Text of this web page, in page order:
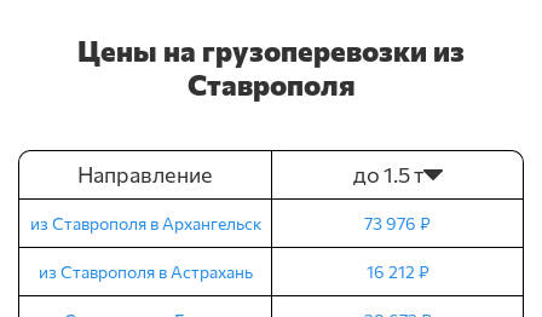
Цены на грузоперевозки из
Ставрополя
Направление до 1.5 т
из Ставрополя в Архангельск 73 976 ₽
из Ставрополя в Астрахань 16 212 ₽